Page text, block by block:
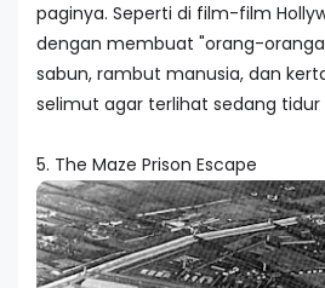
paginya. Seperti di film-film
dengan membuat "orang-
sabun, rambut manusia, dan
selimut agar terlihat sedang tidur
5. The Maze Prison Escape